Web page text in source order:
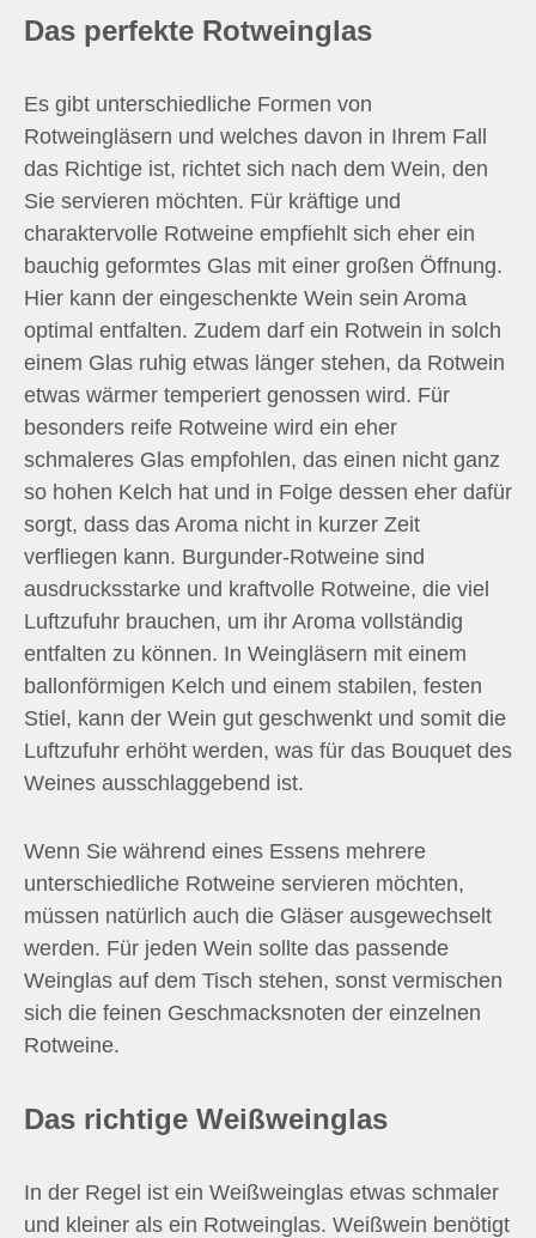
Das perfekte Rotweinglas
Es gibt unterschiedliche Formen von
Rotweingläsern und welches davon in Ihrem Fall
das Richtige ist, richtet sich nach dem Wein, den
Sie servieren möchten. Für kräftige und
charaktervolle Rotweine empfiehlt sich eher ein
bauchig geformtes Glas mit einer großen Öffnung.
Hier kann der eingeschenkte Wein sein Aroma
optimal entfalten. Zudem darf ein Rotwein in solch
einem Glas ruhig etwas länger stehen, da Rotwein
etwas wärmer temperiert genossen wird. Für
besonders reife Rotweine wird ein eher
schmaleres Glas empfohlen, das einen nicht ganz
so hohen Kelch hat und in Folge dessen eher dafür
sorgt, dass das Aroma nicht in kurzer Zeit
verfliegen kann. Burgunder-Rotweine sind
ausdrucksstarke und kraftvolle Rotweine, die viel
Luftzufuhr brauchen, um ihr Aroma vollständig
entfalten zu können. In Weingläsern mit einem
ballonförmigen Kelch und einem stabilen, festen
Stiel, kann der Wein gut geschwenkt und somit die
Luftzufuhr erhöht werden, was für das Bouquet des
Weines ausschlaggebend ist.
Wenn Sie während eines Essens mehrere
unterschiedliche Rotweine servieren möchten,
müssen natürlich auch die Gläser ausgewechselt
werden. Für jeden Wein sollte das passende
Weinglas auf dem Tisch stehen, sonst vermischen
sich die feinen Geschmacksnoten der einzelnen
Rotweine.
Das richtige Weißweinglas
In der Regel ist ein Weißweinglas etwas schmaler
und kleiner als ein Rotweinglas. Weißwein benötigt